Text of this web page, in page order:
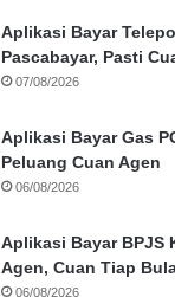
Aplikasi Bayar
Pascabayar, Pasti
07/08/2026
Aplikasi Bayar Gas
Peluang Cuan Agen
06/08/2026
Aplikasi Bayar BPJS
Agen, Cuan Tiap
06/08/2026